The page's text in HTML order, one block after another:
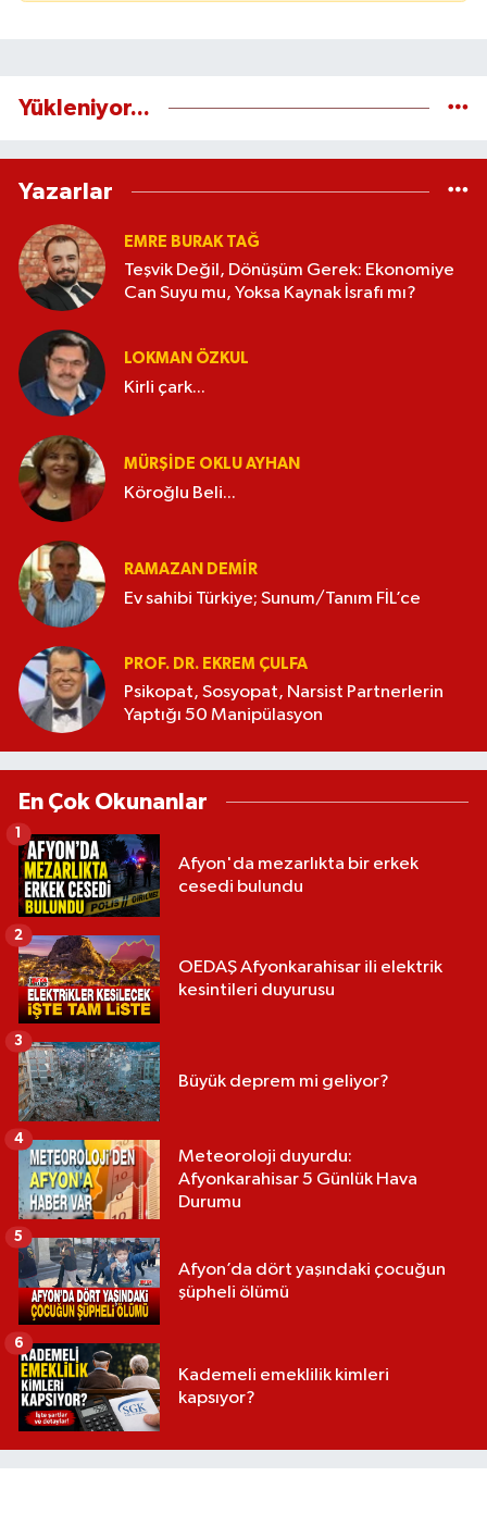
Yükleniyor...
Yazarlar
EMRE BURAK TAĞ
Teşvik Değil, Dönüşüm Gerek: Ekonomiye
Can Suyu mu, Yoksa Kaynak İsrafı mı?
LOKMAN ÖZKUL
Kirli çark...
MÜRŞIDE OKLU AYHAN
Köroğlu Beli...
RAMAZAN DEMİR
Ev sahibi Türkiye; Sunum/Tanım FİL’ce
PROF. DR. EKREM ÇULFA
Psikopat, Sosyopat, Narsist Partnerlerin
Yaptığı 50 Manipülasyon
En Çok Okunanlar
Afyon'da mezarlıkta bir erkek
cesedi bulundu
1
OEDAŞ Afyonkarahisar ili elektrik
kesintileri duyurusu
2
Büyük deprem mi geliyor?
3
Meteoroloji duyurdu:
Afyonkarahisar 5 Günlük Hava
Durumu
4
Afyon’da dört yaşındaki çocuğun
şüpheli ölümü
5
Kademeli emeklilik kimleri
kapsıyor?
6